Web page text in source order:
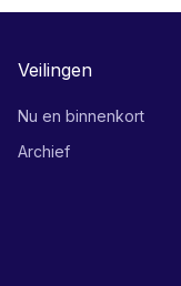
Veilingen
Nu en binnenkort
Archief